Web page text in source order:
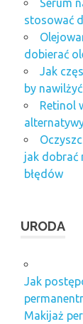
Serum
stosować
dobierać
Jak
by
Retinol
jak dobrać
błędów
URODA
Jak
Makijaż